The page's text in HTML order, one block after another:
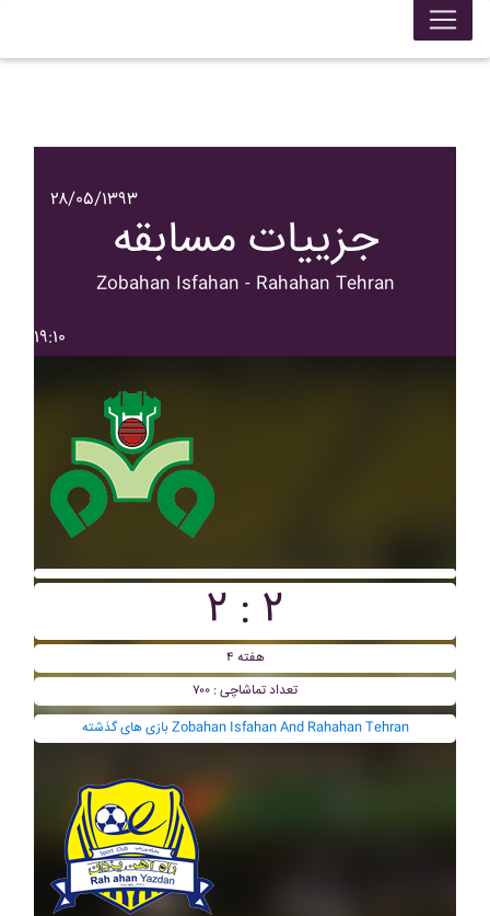
۲۸/۰۵/۱۳۹۳
جزییات مسابقه
Zobahan Isfahan - Rahahan Tehran
۱۹:۱۰
۲ : ۲
هفته ۴
تعداد تماشاچی : ۷۰۰
بازی های گذشته Zobahan Isfahan And Rahahan Tehran